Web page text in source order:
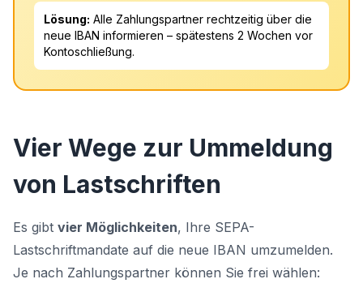
Lösung: Alle Zahlungspartner rechtzeitig über die
neue IBAN informieren – spätestens 2 Wochen vor
Kontoschließung.
Vier Wege zur Ummeldung
von Lastschriften
Es gibt vier Möglichkeiten, Ihre SEPA-
Lastschriftmandate auf die neue IBAN umzumelden.
Je nach Zahlungspartner können Sie frei wählen: